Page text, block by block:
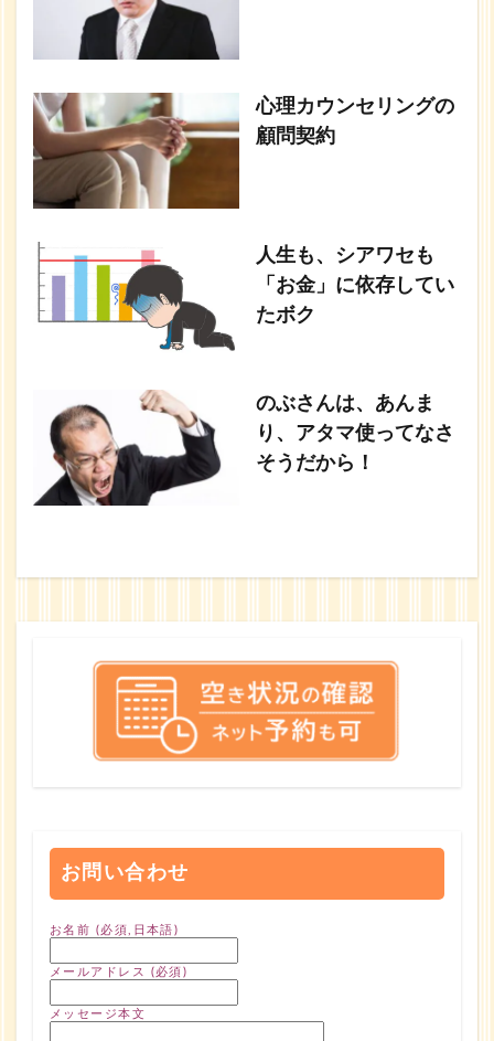
心理カウンセリングの
顧問契約
人生も、シアワセも
「お金」に依存してい
たボク
のぶさんは、あんま
り、アタマ使ってなさ
そうだから！
お問い合わせ
お名前 (必須,日本語)
メールアドレス (必須)
メッセージ本文